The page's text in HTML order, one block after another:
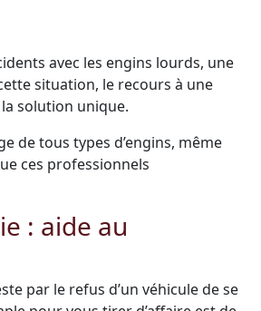
avec les engins lourds, une
situation, le recours à une
solution unique.
de tous types d’engins, même
ces professionnels
: aide au
par le refus d’un véhicule de se